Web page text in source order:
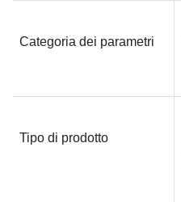
Categoria dei parametri
Tipo di prodotto